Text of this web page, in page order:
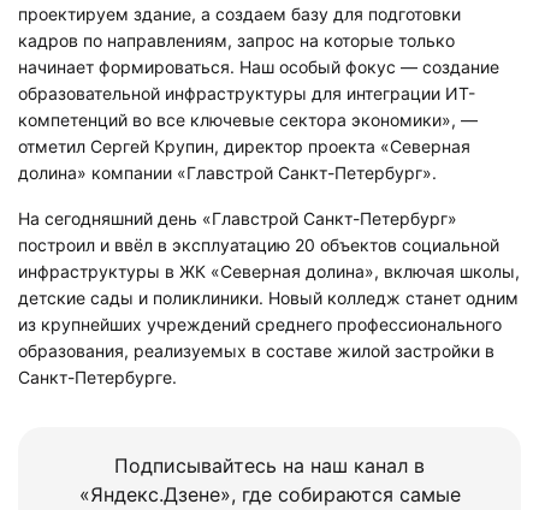
проектируем здание, а создаем базу для подготовки
кадров по направлениям, запрос на которые только
начинает формироваться. Наш особый фокус — создание
образовательной инфраструктуры для интеграции ИТ-
компетенций во все ключевые сектора экономики», —
отметил Сергей Крупин, директор проекта «Северная
долина» компании «Главстрой Санкт-Петербург».
На сегодняшний день «Главстрой Санкт-Петербург»
построил и ввёл в эксплуатацию 20 объектов социальной
инфраструктуры в ЖК «Северная долина», включая школы,
детские сады и поликлиники. Новый колледж станет одним
из крупнейших учреждений среднего профессионального
образования, реализуемых в составе жилой застройки в
Санкт-Петербурге.
Подписывайтесь на наш канал в
«Яндекс.Дзене», где собираются самые